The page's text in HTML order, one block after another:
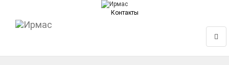
Контакты